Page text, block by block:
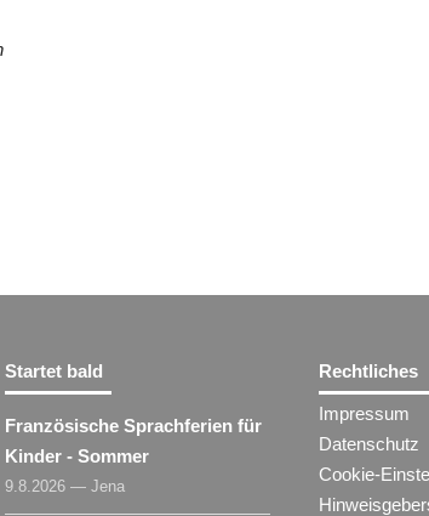
Startet bald
Französische Sprachferien für
Kinder - Sommer
9.8.2026 — Jena
Rechtliches
Impressum
Datenschutz
Cookie-